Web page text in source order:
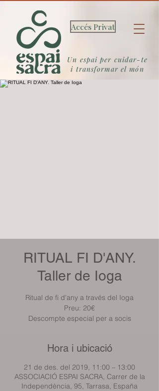
Accés Privat
Un espai per cuidar-te
i transformar el món
RITUAL FI D'ANY.
Taller de Ioga
Ritual de fi d'any a través del Ioga
Preu: 20€
Descompte especial per a socis
Hora i ubicació
21 de des. del 2019, 11:00 – 13:00
ASSOCIACIÓ ESPAI SACRA, Carrer de la
Independència, 95, Tarrasa, España